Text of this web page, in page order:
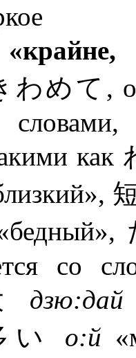
わめて,
как
со
дзю:дай
い о:й